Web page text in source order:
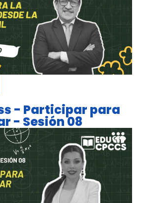
- Participar para
- Sesión 08